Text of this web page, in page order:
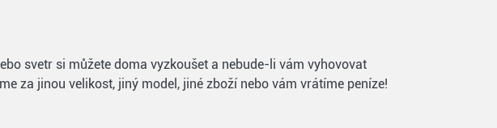
svetr si můžete doma vyzkoušet a nebude-li vám vyhovovat
za jinou velikost, jiný model, jiné zboží nebo vám vrátíme peníze!